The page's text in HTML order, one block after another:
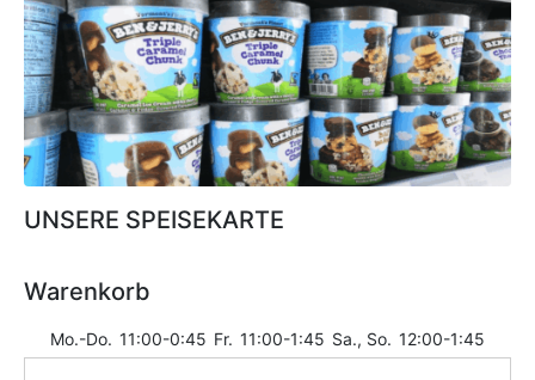
UNSERE SPEISEKARTE
Warenkorb
Mo.-Do. 11:00-0:45 Fr. 11:00-1:45 Sa., So. 12:00-1:45